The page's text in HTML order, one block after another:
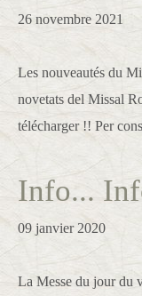
26 novembre 2021
Les nouveautés du
novetats del Missal
télécharger !! Per
Info...
09 janvier 2020
La Messe du jour du